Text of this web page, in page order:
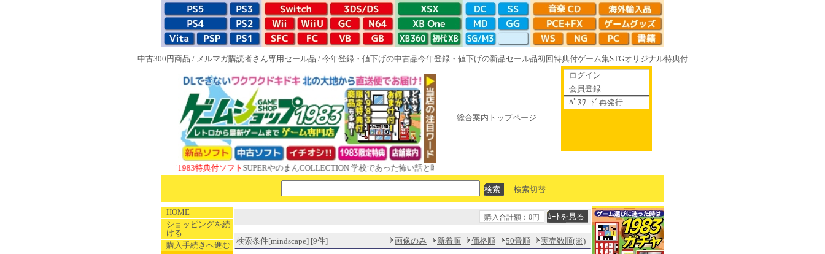
中古300円商品 / メルマガ購読者さん専用セール品 / 今年登録・値下げの中古品今年登録・値下げの新品セール品初回特典付ゲーム集STGオリジナル特典付
総合案内トップページ
NEW 1983特典付ソフトSUPERやのまんCOLLECTION 学校であった怖い話と晦󠄀つきこもり ルート16R やがて散りゆく鏡の花へ 70年代風ロボットアニメ ゲッP-X アレサCOLLECTION 1993-
ログイン
会員登録
ﾊﾟｽﾜｰﾄﾞ再発行
検索切替
HOME
ショッピングを続
ける
購入手続きへ進む
購入合計額：0円
検索条件[mindscape] [9件] 画像のみ 新着順 価格順 50音順 実売数順(※)